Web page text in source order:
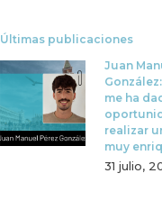
Últimas publicaciones
Juan
me ha
realizar
muy
31 julio,